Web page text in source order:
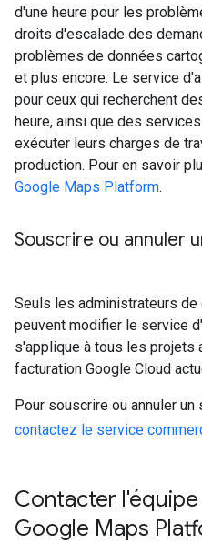
d'une heure pour les
droits d'escalade des
problèmes de données
et plus encore. Le service
pour ceux qui recherchent
heure, ainsi que des
exécuter leurs charges de
production. Pour en savoir
Google Maps Platform.
Souscrire ou annuler
Seuls les administrateurs
peuvent modifier le service
s'applique à tous les
facturation Google Cloud
Pour souscrire ou annuler
contactez le service
Contacter
Google Maps